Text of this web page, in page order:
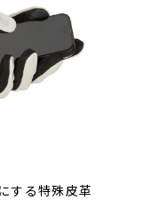
する特殊皮革